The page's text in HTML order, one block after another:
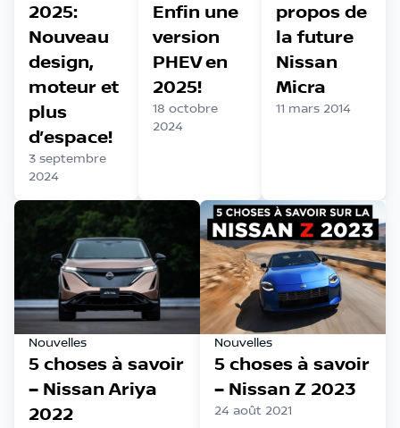
2025:
Nouveau
design,
moteur et
plus
d’espace!
3 septembre
2024
Enfin une
version
PHEV en
2025!
18 octobre
2024
propos de
la future
Nissan
Micra
11 mars 2014
Nouvelles
5 choses à savoir
– Nissan Ariya
2022
Nouvelles
5 choses à savoir
– Nissan Z 2023
24 août 2021